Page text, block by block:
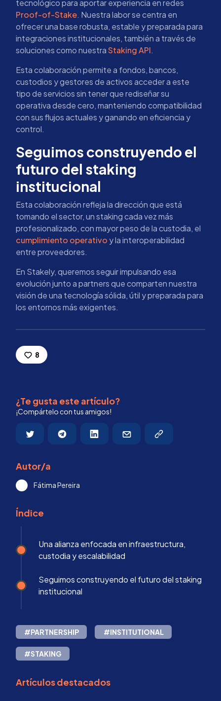
tecnológico para aportar experiencia en redes
Proof-of-Stake. Nuestra labor se centra en
ofrecer una base robusta, estable y preparada para
integraciones institucionales, también a través de
soluciones como nuestraStaking API.
Esta colaboración permite a fondos, bancos,
custodios y gestores de activos acceder a este
tipo de servicios sin tener que rediseñar su
operativa desde cero, manteniendo compatibilidad
con sus flujos actuales y ganando en eficiencia y
control.
Seguimos construyendo el
futuro del staking
institucional
Esta colaboración refleja la dirección que está
tomando el sector, un staking cada vez más
profesionalizado, con mayor peso de la custodia, el
cumplimiento operativo y la interoperabilidad
entre proveedores.
En Stakely, queremos seguir impulsando esa
evolución junto a partners que comparten nuestra
visión de una tecnología sólida, útil y preparada para
los entornos más exigentes.
8
¿Te gusta este artículo?
¡Compártelo con tus amigos!
Autor/a
Fátima Pereira
Índice
Una alianza enfocada en infraestructura,
custodia y escalabilidad
Seguimos construyendo el futuro del staking
institucional
#PARTNERSHIP #INSTITUTIONAL
#STAKING
Artículos destacados